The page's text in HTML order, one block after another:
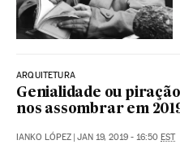
ARQUITETURA
Genialidade ou
nos assombrar em
IANKO LÓPEZ JAN 19, 2019 - 16:50 EST